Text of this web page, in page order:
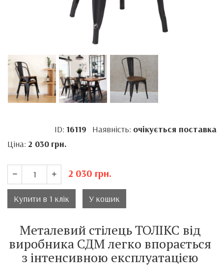
ID: 16119 Наявність: очікується поставка
Ціна: 2 030 грн.
2 030 грн.
Купити в 1 клік У кошик
Металевий стілець ТОЛІКС від
виробника СДМ легко впорається
з інтенсивною експлуатацією